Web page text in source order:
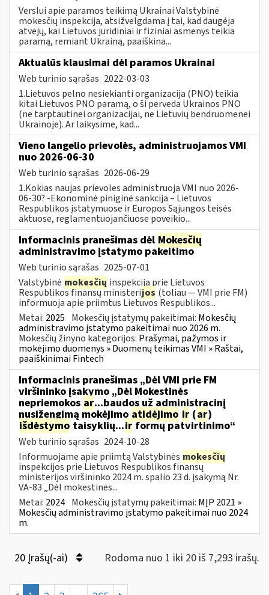
Verslui apie paramos teikimą Ukrainai Valstybinė
mokesčių inspekcija, atsižvelgdama į tai, kad daugėja
atvejų, kai Lietuvos juridiniai ir fiziniai asmenys teikia
paramą, remiant Ukrainą, paaiškina...
Aktualūs klausimai dėl paramos Ukrainai
Web turinio sąrašas 2022-03-03
1.Lietuvos pelno nesiekianti organizacija (PNO) teikia
kitai Lietuvos PNO paramą, o ši perveda Ukrainos PNO
(ne tarptautinei organizacijai, ne Lietuvių bendruomenei
Ukrainoje). Ar laikysime, kad...
Vieno langelio prievolės, administruojamos VMI
nuo 2026-06-30
Web turinio sąrašas 2026-06-29
1.Kokias naujas prievoles administruoja VMI nuo 2026-
06-30? -Ekonominė piniginė sankcija – Lietuvos
Respublikos įstatymuose ir Europos Sąjungos teisės
aktuose, reglamentuojančiuose poveikio...
Informacinis pranešimas dėl Mokesčių
administravimo įstatymo pakeitimo
Web turinio sąrašas 2025-07-01
Valstybinė mokesčių inspekcija prie Lietuvos
Respublikos finansų ministerijos (toliau — VMI prie FM)
informuoja apie priimtus Lietuvos Respublikos...
Metai: 2025 Mokesčių įstatymų pakeitimai: Mokesčių
administravimo įstatymo pakeitimai nuo 2026 m.
Mokesčių žinyno kategorijos: Prašymai, pažymos ir
mokėjimo duomenys » Duomenų teikimas VMI » Raštai,
paaiškinimai Fintech
Informacinis pranešimas „Dėl VMI prie FM
viršininko įsakymo „Dėl Mokestinės
nepriemokos ar...baudos už administracinį
nusižengimą mokėjimo atidėjimo ir (ar)
išdėstymo taisyklių...irformų patvirtinimo“
Web turinio sąrašas 2024-10-28
Informuojame apie priimtą Valstybinės mokesčių
inspekcijos prie Lietuvos Respublikos finansų
ministerijos viršininko 2024 m. spalio 23 d. įsakymą Nr.
VA-83 „Dėl mokestinės...
Metai: 2024 Mokesčių įstatymų pakeitimai: MĮP 2021 »
Mokesčių administravimo įstatymo pakeitimai nuo 2024
m.
20 Įrašų(-ai) Rodoma nuo 1 iki 20 iš 7,293 irašų.